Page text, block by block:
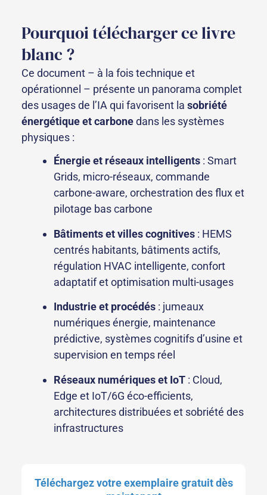
Pourquoi télécharger ce livre
blanc ?
Ce document – à la fois technique et
opérationnel – présente un panorama complet
des usages de l’IA qui favorisent la sobriété
énergétique et carbonedans les systèmes
physiques :
Énergie et réseaux intelligents : Smart
Grids, micro-réseaux, commande
carbone-aware, orchestration des flux et
pilotage bas carbone
Bâtiments et villes cognitives : HEMS
centrés habitants, bâtiments actifs,
régulation HVAC intelligente, confort
adaptatif et optimisation multi-usages
Industrie et procédés : jumeaux
numériques énergie, maintenance
prédictive, systèmes cognitifs d’usine et
supervision en temps réel
Réseaux numériques et IoT : Cloud,
Edge et IoT/6G éco-efficients,
architectures distribuées et sobriété des
infrastructures
Téléchargez votre exemplaire gratuit dès